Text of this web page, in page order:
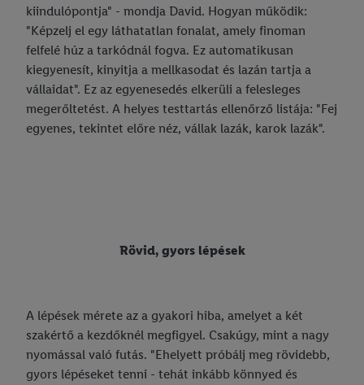
kiindulópontja" - mondja David. Hogyan működik:
"Képzelj el egy láthatatlan fonalat, amely finoman
felfelé húz a tarkódnál fogva. Ez automatikusan
kiegyenesít, kinyitja a mellkasodat és lazán tartja a
vállaidat". Ez az egyenesedés elkerüli a felesleges
megerőltetést. A helyes testtartás ellenőrző listája: "Fej
egyenes, tekintet előre néz, vállak lazák, karok lazák".
Rövid, gyors lépések
A lépések mérete az a gyakori hiba, amelyet a két
szakértő a kezdőknél megfigyel. Csakúgy, mint a nagy
nyomással való futás. "Ehelyett próbálj meg rövidebb,
gyors lépéseket tenni - tehát inkább könnyed és